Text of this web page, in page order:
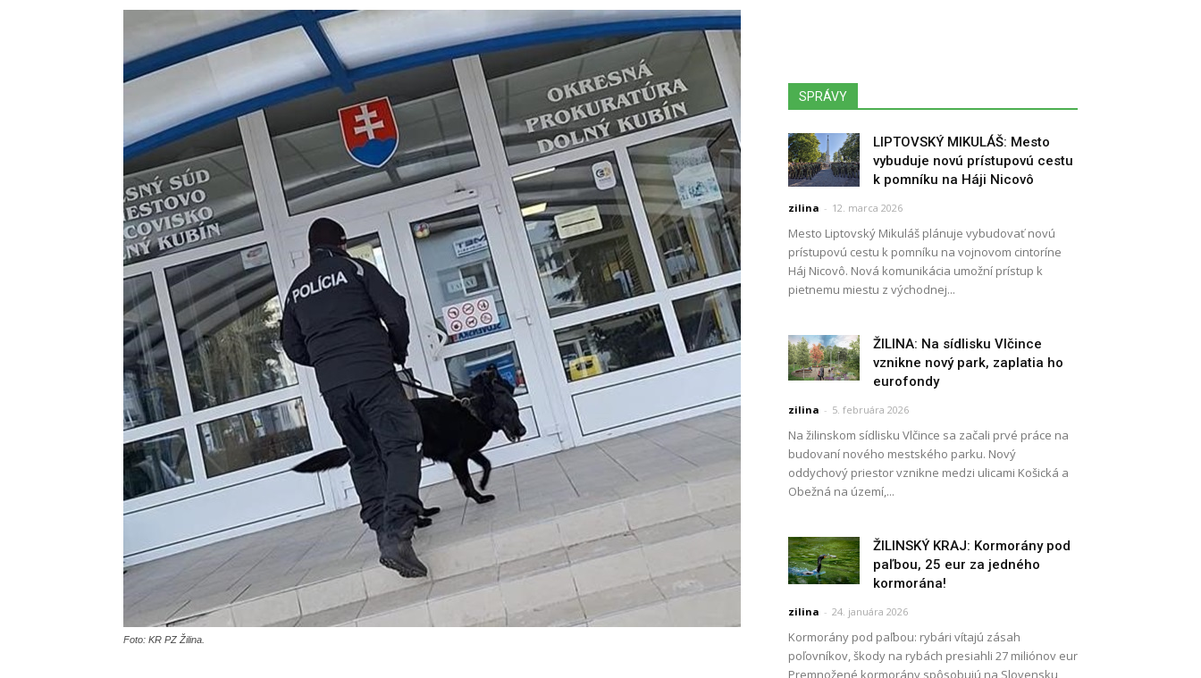
Foto: KR PZ Žilina.
SPRÁVY
LIPTOVSKÝ MIKULÁŠ: Mesto
vybuduje novú prístupovú cestu
k pomníku na Háji Nicovô
zilina - 12. marca 2026
Mesto Liptovský Mikuláš plánuje vybudovať novú
prístupovú cestu k pomníku na vojnovom cintoríne
Háj Nicovô. Nová komunikácia umožní prístup k
pietnemu miestu z východnej...
ŽILINA: Na sídlisku Vlčince
vznikne nový park, zaplatia ho
eurofondy
zilina - 5. februára 2026
Na žilinskom sídlisku Vlčince sa začali prvé práce na
budovaní nového mestského parku. Nový
oddychový priestor vznikne medzi ulicami Košická a
Obežná na území,...
ŽILINSKÝ KRAJ: Kormorány pod
paľbou, 25 eur za jedného
kormorána!
zilina - 24. januára 2026
Kormorány pod paľbou: rybári vítajú zásah
poľovníkov, škody na rybách presiahli 27 miliónov eur
Premnožené kormorány spôsobujú na Slovensku